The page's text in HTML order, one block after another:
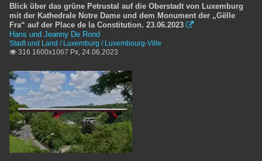
Blick über das grüne Petrustal auf die Oberstadt von Luxemburg
mit der Kathedrale Notre Dame und dem Monument der „Gëlle
Fra“ auf der Place de la Constitution. 23.06.2023 
Hans und Jeanny De Rond
Stadt und Land / Luxemburg / Luxembourg-Ville
 316 1600x1067 Px, 24.06.2023